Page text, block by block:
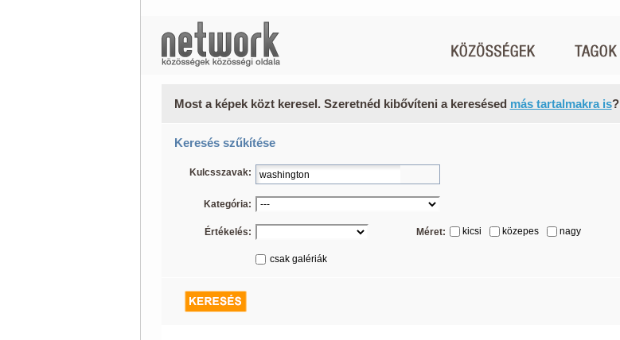
Most a képek közt keresel. Szeretnéd kibővíteni a keresésed más tartalmakra is?
Keresés szűkítése
Kulcsszavak:
Kategória:
Értékelés: Méret: kicsi közepes nagy
csak galériák